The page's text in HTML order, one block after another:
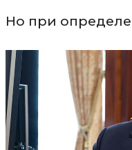
Но при